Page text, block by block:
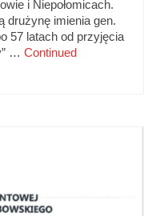
i Niepołomicach.
drużynę imienia gen.
57 latach od przyjęcia
… Continued